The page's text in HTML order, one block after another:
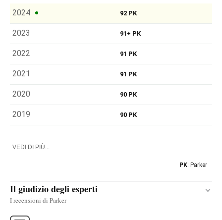
2024 92 PK
2023 91+ PK
2022 91 PK
2021 91 PK
2020 90 PK
2019 90 PK
VEDI DI PIÙ...
PK: Parker
Il giudizio degli esperti
I recensioni di Parker